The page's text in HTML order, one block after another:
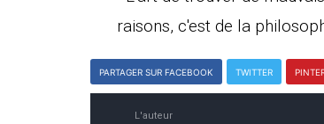
raisons, c'est de la
PARTAGER SUR FACEBOOK TWITTER
L'auteur